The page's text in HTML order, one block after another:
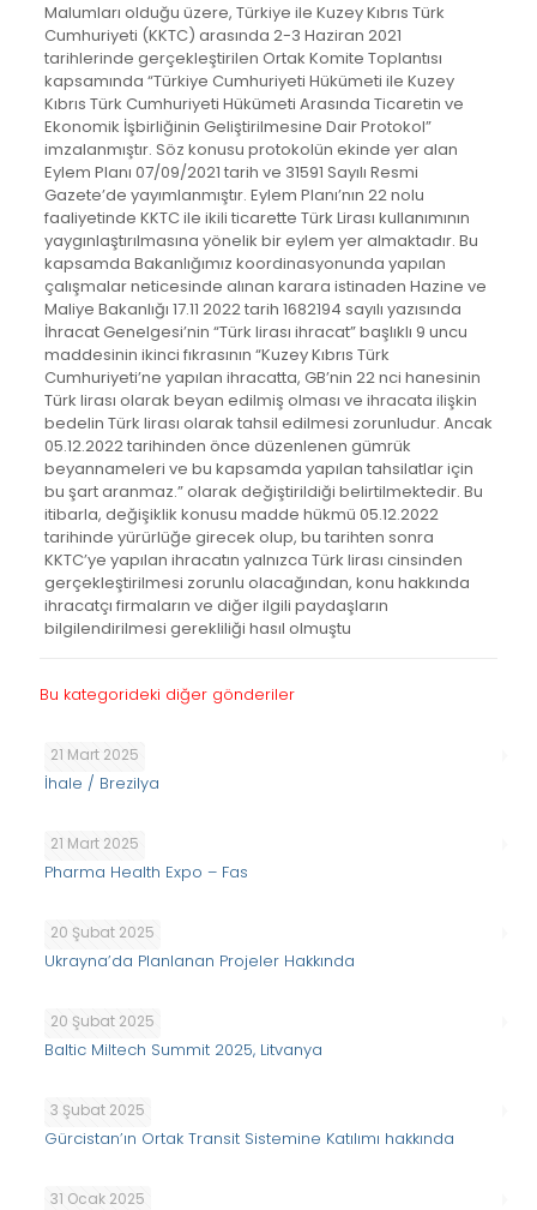
Malumları olduğu üzere, Türkiye ile Kuzey Kıbrıs Türk
Cumhuriyeti (KKTC) arasında 2-3 Haziran 2021
tarihlerinde gerçekleştirilen Ortak Komite Toplantısı
kapsamında “Türkiye Cumhuriyeti Hükümeti ile Kuzey
Kıbrıs Türk Cumhuriyeti Hükümeti Arasında Ticaretin ve
Ekonomik İşbirliğinin Geliştirilmesine Dair Protokol”
imzalanmıştır. Söz konusu protokolün ekinde yer alan
Eylem Planı 07/09/2021 tarih ve 31591 Sayılı Resmi
Gazete’de yayımlanmıştır. Eylem Planı’nın 22 nolu
faaliyetinde KKTC ile ikili ticarette Türk Lirası kullanımının
yaygınlaştırılmasına yönelik bir eylem yer almaktadır. Bu
kapsamda Bakanlığımız koordinasyonunda yapılan
çalışmalar neticesinde alınan karara istinaden Hazine ve
Maliye Bakanlığı 17.11 2022 tarih 1682194 sayılı yazısında
İhracat Genelgesi’nin “Türk lirası ihracat” başlıklı 9 uncu
maddesinin ikinci fıkrasının “Kuzey Kıbrıs Türk
Cumhuriyeti’ne yapılan ihracatta, GB’nin 22 nci hanesinin
Türk lirası olarak beyan edilmiş olması ve ihracata ilişkin
bedelin Türk lirası olarak tahsil edilmesi zorunludur. Ancak
05.12.2022 tarihinden önce düzenlenen gümrük
beyannameleri ve bu kapsamda yapılan tahsilatlar için
bu şart aranmaz.” olarak değiştirildiği belirtilmektedir. Bu
itibarla, değişiklik konusu madde hükmü 05.12.2022
tarihinde yürürlüğe girecek olup, bu tarihten sonra
KKTC’ye yapılan ihracatın yalnızca Türk lirası cinsinden
gerçekleştirilmesi zorunlu olacağından, konu hakkında
ihracatçı firmaların ve diğer ilgili paydaşların
bilgilendirilmesi gerekliliği hasıl olmuştu
Bu kategorideki diğer gönderiler
21 Mart 2025
İhale / Brezilya
21 Mart 2025
Pharma Health Expo – Fas
20 Şubat 2025
Ukrayna’da Planlanan Projeler Hakkında
20 Şubat 2025
Baltic Miltech Summit 2025, Litvanya
3 Şubat 2025
Gürcistan’ın Ortak Transit Sistemine Katılımı hakkında
31 Ocak 2025